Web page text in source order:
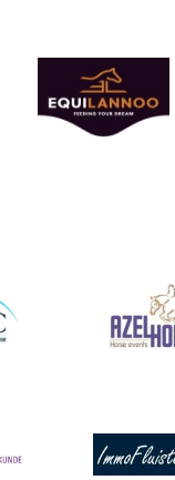
Afbeelding
Afbeelding
Afbeelding